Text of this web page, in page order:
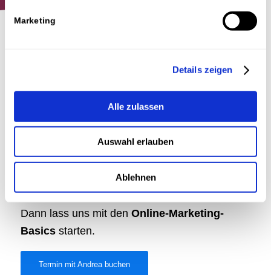
Marketing
Details zeigen
Alle zulassen
Auswahl erlauben
Ablehnen
Dann lass uns mit den Online-Marketing-
Basicsstarten.
Termin mit Andrea buchen